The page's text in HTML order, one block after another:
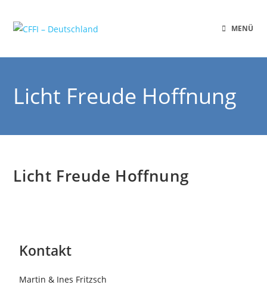
MENÜ
Licht Freude Hoffnung
Licht Freude Hoffnung
Kontakt
Martin & Ines Fritzsch